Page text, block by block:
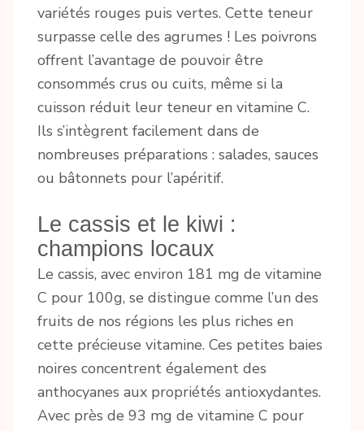
variétés rouges puis vertes. Cette teneur
surpasse celle des agrumes ! Les poivrons
offrent l’avantage de pouvoir être
consommés crus ou cuits, même si la
cuisson réduit leur teneur en vitamine C.
Ils s’intègrent facilement dans de
nombreuses préparations : salades, sauces
ou bâtonnets pour l’apéritif.
Le cassis et le kiwi :
champions locaux
Le cassis, avec environ 181 mg de vitamine
C pour 100g, se distingue comme l’un des
fruits de nos régions les plus riches en
cette précieuse vitamine. Ces petites baies
noires concentrent également des
anthocyanes aux propriétés antioxydantes.
Avec près de 93 mg de vitamine C pour